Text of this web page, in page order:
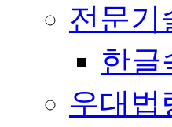
전문기
한글
우대법